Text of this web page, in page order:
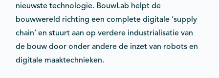
nieuwste technologie. BouwLab helpt de
bouwwereld richting een complete digitale ‘supply
chain’ en stuurt aan op verdere industrialisatie van
de bouw door onder andere de inzet van robots en
digitale maaktechnieken.